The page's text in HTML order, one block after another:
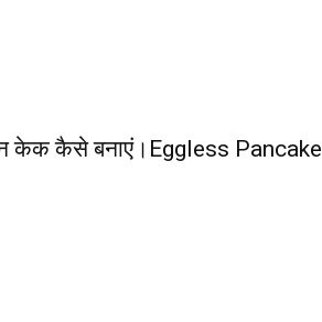
केक कैसे बनाएं।Eggless Pancake